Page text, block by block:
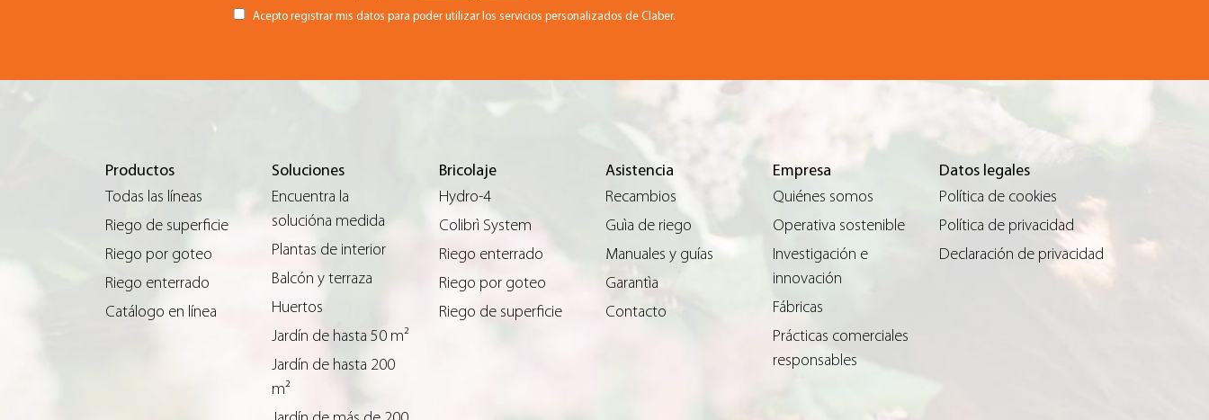
Acepto registrar mis datos para poder utilizar los servicios personalizados de Claber.
Productos
Todas las líneas
Riego de superficie
Riego por goteo
Riego enterrado
Catálogo en línea
Soluciones
Encuentra la
solucióna medida
Plantas de interior
Balcón y terraza
Huertos
Jardín de hasta 50 m²
Jardín de hasta 200
m²
Bricolaje
Hydro-4
Colibrì System
Riego enterrado
Riego por goteo
Riego de superficie
Asistencia
Recambios
Guìa de riego
Manuales y guías
Garantìa
Contacto
Empresa
Quiénes somos
Operativa sostenible
Investigación e
innovación
Fábricas
Prácticas comerciales
responsables
Datos legales
Política de cookies
Política de privacidad
Declaración de privacidad